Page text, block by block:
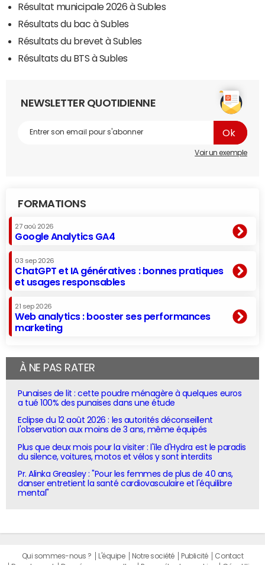
Résultat municipale 2026 à Subles
Résultats du bac à Subles
Résultats du brevet à Subles
Résultats du BTS à Subles
NEWSLETTER QUOTIDIENNE
Voir un exemple
FORMATIONS
27 aoû 2026
Google Analytics GA4
03 sep 2026
ChatGPT et IA génératives : bonnes pratiques
et usages responsables
21 sep 2026
Web analytics : booster ses performances
marketing
À NE PAS RATER
Punaises de lit : cette poudre ménagère à quelques euros
a tué 100% des punaises dans une étude
Eclipse du 12 août 2026 : les autorités déconseillent
l'observation aux moins de 3 ans, même équipés
Plus que deux mois pour la visiter : l'île d'Hydra est le paradis
du silence, voitures, motos et vélos y sont interdits
Pr. Alinka Greasley : "Pour les femmes de plus de 40 ans,
danser entretient la santé cardiovasculaire et l'équilibre
mental"
Qui sommes-nous ? L'équipe Notre société Publicité
Contact